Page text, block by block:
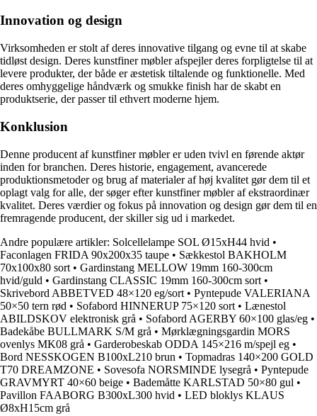
Innovation og design
Virksomheden er stolt af deres innovative tilgang og evne til at skabe
tidløst design. Deres kunstfiner møbler afspejler deres forpligtelse til at
levere produkter, der både er æstetisk tiltalende og funktionelle. Med
deres omhyggelige håndværk og smukke finish har de skabt en
produktserie, der passer til ethvert moderne hjem.
Konklusion
Denne producent af kunstfiner møbler er uden tvivl en førende aktør
inden for branchen. Deres historie, engagement, avancerede
produktionsmetoder og brug af materialer af høj kvalitet gør dem til et
oplagt valg for alle, der søger efter kunstfiner møbler af ekstraordinær
kvalitet. Deres værdier og fokus på innovation og design gør dem til en
fremragende producent, der skiller sig ud i markedet.
Andre populære artikler: Solcellelampe SOL Ø15xH44 hvid •
Faconlagen FRIDA 90x200x35 taupe • Sækkestol BAKHOLM
70x100x80 sort • Gardinstang MELLOW 19mm 160-300cm
hvid/guld • Gardinstang CLASSIC 19mm 160-300cm sort •
Skrivebord ABBETVED 48×120 eg/sort • Pyntepude VALERIANA
50×50 tern rød • Sofabord HINNERUP 75×120 sort • Lænestol
ABILDSKOV elektronisk grå • Sofabord AGERBY 60×100 glas/eg •
Badekåbe BULLMARK S/M grå • Mørklægningsgardin MORS
ovenlys MK08 grå • Garderobeskab ODDA 145×216 m/spejl eg •
Bord NESSKOGEN B100xL210 brun • Topmadras 140×200 GOLD
T70 DREAMZONE • Sovesofa NORSMINDE lysegrå • Pyntepude
GRAVMYRT 40×60 beige • Bademåtte KARLSTAD 50×80 gul •
Pavillon FAABORG B300xL300 hvid • LED bloklys KLAUS
Ø8xH15cm grå